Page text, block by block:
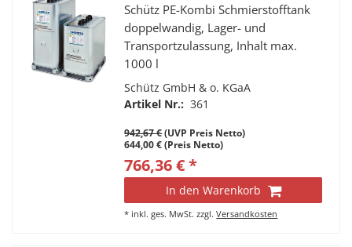
Schütz PE-Kombi Schmierstofftank
doppelwandig, Lager- und
Transportzulassung, Inhalt max.
1000 l
Schütz GmbH & o. KGaA
Artikel Nr.: 361
942,67 €(UVP Preis Netto)
644,00 € (Preis Netto)
766,36 € *
In den Warenkorb
* inkl. ges. MwSt. zzgl.Versandkosten